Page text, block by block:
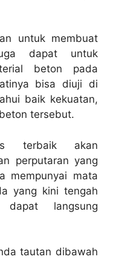
untuk membuat
dapat untuk
beton pada
bisa diuji di
baik kekuatan,
tersebut.
terbaik akan
perputaran yang
mempunyai mata
yang kini tengah
langsung
tautan dibawah